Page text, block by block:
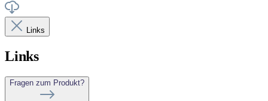
Links
Links
Fragen zum Produkt?